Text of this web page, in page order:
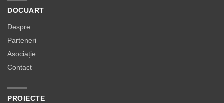
DOCUART
Despre
Parteneri
Asociație
Contact
PROIECTE